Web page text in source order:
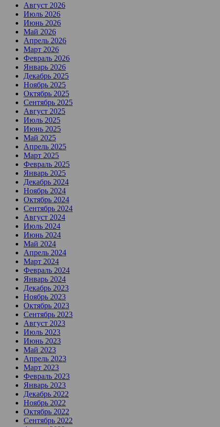
Август 2026
Июль 2026
Июнь 2026
Май 2026
Апрель 2026
Март 2026
Февраль 2026
Январь 2026
Декабрь 2025
Ноябрь 2025
Октябрь 2025
Сентябрь 2025
Август 2025
Июль 2025
Июнь 2025
Май 2025
Апрель 2025
Март 2025
Февраль 2025
Январь 2025
Декабрь 2024
Ноябрь 2024
Октябрь 2024
Сентябрь 2024
Август 2024
Июль 2024
Июнь 2024
Май 2024
Апрель 2024
Март 2024
Февраль 2024
Январь 2024
Декабрь 2023
Ноябрь 2023
Октябрь 2023
Сентябрь 2023
Август 2023
Июль 2023
Июнь 2023
Май 2023
Апрель 2023
Март 2023
Февраль 2023
Январь 2023
Декабрь 2022
Ноябрь 2022
Октябрь 2022
Сентябрь 2022